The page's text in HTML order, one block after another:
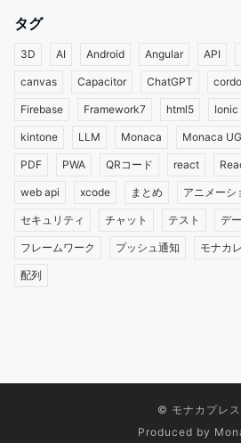
タグ
3D AI Android Angular API
canvas Capacitor ChatGPT
Firebase Framework7 html5 Ionic
kintone LLM Monaca Monaca UG
PDF PWA QRコード react
web api xcode まとめ アニメーシ
セキュリティ チャット テスト デ
フレームワーク プッシュ通知 モナカ
配列
© モナカプレス
Produced by